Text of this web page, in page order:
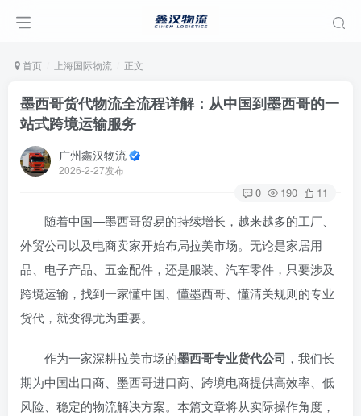
首页 上海国际物流 正文
墨西哥货代物流全流程详解：从中国到墨西哥的一
站式跨境运输服务
广州鑫汉物流
2026-2-27发布
0 190 11
随着中国—墨西哥贸易的持续增长，越来越多的工厂、
外贸公司以及电商卖家开始布局拉美市场。无论是家居用
品、电子产品、五金配件，还是服装、汽车零件，只要涉及
跨境运输，找到一家懂中国、懂墨西哥、懂清关规则的专业
货代，就变得尤为重要。
作为一家深耕拉美市场的墨西哥专业货代公司 ，我们长
期为中国出口商、墨西哥进口商、跨境电商提供高效率、低
风险、稳定的物流解决方案。本篇文章将从实际操作角度，